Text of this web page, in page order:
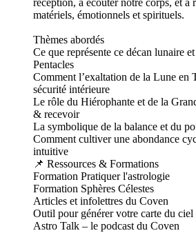
réception, à écouter notre corps, et à
matériels, émotionnels et spirituels.
Thèmes abordés
Ce que représente ce décan lunaire
Pentacles
Comment l’exaltation de la Lune en
sécurité intérieure
Le rôle du Hiérophante et de la
& recevoir
La symbolique de la balance et du
Comment cultiver une abondance
intuitive
📌 Ressources & Formations⁠⁠⁠⁠⁠
⁠⁠Formation Pratiquer l'astrologie⁠⁠
⁠⁠Formation Sphères Célestes⁠⁠⁠⁠⁠⁠⁠⁠
⁠⁠Articles et infolettres du Coven⁠⁠⁠⁠⁠⁠⁠⁠
⁠⁠Outil pour générer votre carte du ciel
⁠⁠Astro Talk – le podcast du Coven⁠⁠⁠